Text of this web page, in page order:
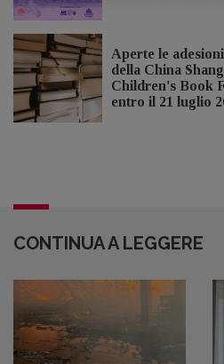
Aperte le
della China
Children's Book
entro il 21 luglio
CONTINUA A LEGGERE